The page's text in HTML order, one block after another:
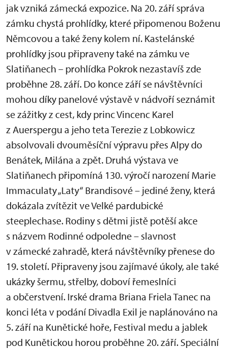
jak vzniká zámecká expozice. Na 20. září správa
zámku chystá prohlídky, které připomenou Boženu
Němcovou a také ženy kolem ní. Kastelánské
prohlídky jsou připraveny také na zámku ve
Slatiňanech – prohlídka Pokrok nezastavíš zde
proběhne 28. září. Do konce září se návštěvníci
mohou díky panelové výstavě v nádvoří seznámit
se zážitky z cest, kdy princ Vincenc Karel
z Auerspergu a jeho teta Terezie z Lobkowicz
absolvovali dvouměsíční výpravu přes Alpy do
Benátek, Milána a zpět. Druhá výstava ve
Slatiňanech připomíná 130. výročí narození Marie
Immaculaty „Laty“ Brandisové – jediné ženy, která
dokázala zvítězit ve Velké pardubické
steeplechase. Rodiny s dětmi jistě potěší akce
s názvem Rodinné odpoledne – slavnost
v zámecké zahradě, která návštěvníky přenese do
19. století. Připraveny jsou zajímavé úkoly, ale také
ukázky šermu, střelby, doboví řemeslníci
a občerstvení. Irské drama Briana Friela Tanec na
konci léta v podání Divadla Exil je naplánováno na
5. září na Kunětické hoře, Festival medu a jablek
pod Kunětickou horou proběhne 20. září. Speciální